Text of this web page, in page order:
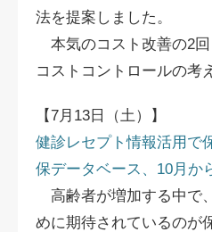
法を提案しました。
本気のコスト改善の2
コストコントロールの考
【7月13日（土）】
健診レセプト情報活用で
保データベース、10月か
高齢者が増加する中で
めに期待されているのが